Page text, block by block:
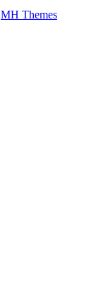
MH Themes